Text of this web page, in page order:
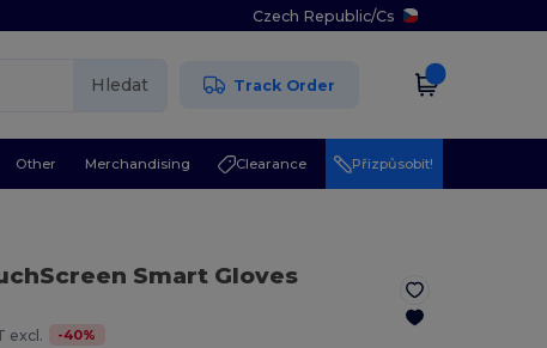
Czech Republic/Cs
Hledat Track Order
Other Merchandising Clearance Přizpůsobit!
Smart Gloves
excl. -40%